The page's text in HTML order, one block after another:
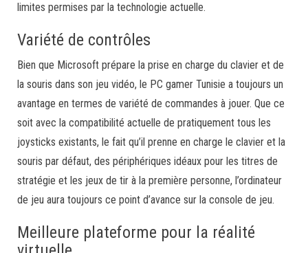
limites permises par la technologie actuelle.
Variété de contrôles
Bien que Microsoft prépare la prise en charge du clavier et de
la souris dans son jeu vidéo, le PC gamer Tunisie a toujours un
avantage en termes de variété de commandes à jouer. Que ce
soit avec la compatibilité actuelle de pratiquement tous les
joysticks existants, le fait qu’il prenne en charge le clavier et la
souris par défaut, des périphériques idéaux pour les titres de
stratégie et les jeux de tir à la première personne, l’ordinateur
de jeu aura toujours ce point d’avance sur la console de jeu.
Meilleure plateforme pour la réalité